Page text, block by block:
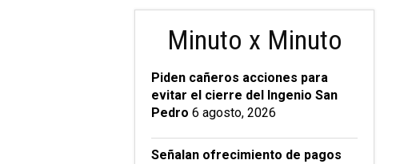
Minuto x Minuto
Piden cañeros acciones para
evitar el cierre del Ingenio San
Pedro 6 agosto, 2026
Señalan ofrecimiento de pagos